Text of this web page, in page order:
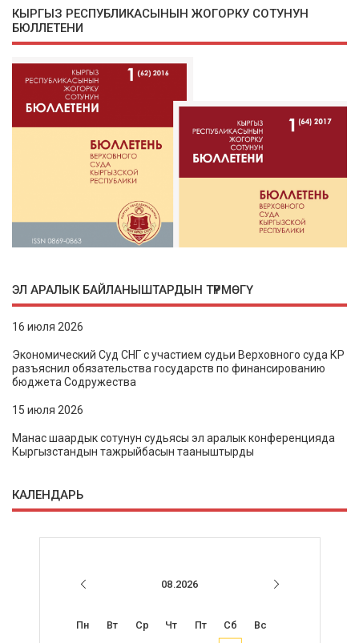
КЫРГЫЗ РЕСПУБЛИКАСЫНЫН ЖОГОРКУ СОТУНУН
БЮЛЛЕТЕНИ
ЭЛ АРАЛЫК БАЙЛАНЫШТАРДЫН ТҮРМӨГҮ
16 июля 2026
Экономический Суд СНГ с участием судьи Верховного суда КР
разъяснил обязательства государств по финансированию
бюджета Содружества
15 июля 2026
Манас шаардык сотунун судьясы эл аралык конференцияда
Кыргызстандын тажрыйбасын тааныштырды
КАЛЕНДАРЬ
08.2026
Пн Вт Ср Чт Пт Сб Вс